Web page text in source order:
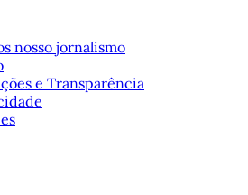
nosso jornalismo
e Transparência